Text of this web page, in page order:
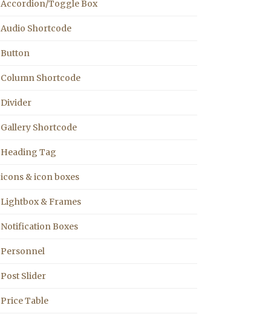
Accordion/Toggle Box
Audio Shortcode
Button
Column Shortcode
Divider
Gallery Shortcode
Heading Tag
icons & icon boxes
Lightbox & Frames
Notification Boxes
Personnel
Post Slider
Price Table